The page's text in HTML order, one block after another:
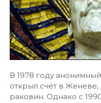
В 1978 году
открыл счёт в
раковин. Однако с